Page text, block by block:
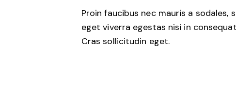
Proin faucibus nec mauris a sodales,
eget viverra egestas nisi in
Cras sollicitudin eget.